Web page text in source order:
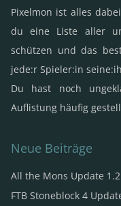
Pixelmon ist alles
du eine Liste aller
schützen und das
jede:r Spieler:in
Du hast noch
Auflistung häufig
Neue Beiträge
All the Mons Update
FTB Stoneblock 4